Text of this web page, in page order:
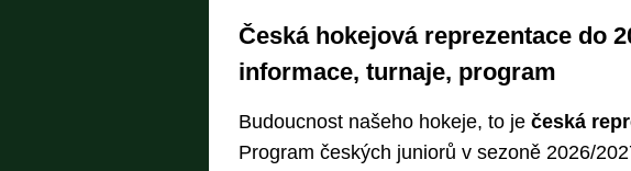
Česká hokejová reprezentace do
informace, turnaje, program
Budoucnost našeho hokeje, to je česká
Program českých juniorů v sezoně 2026/